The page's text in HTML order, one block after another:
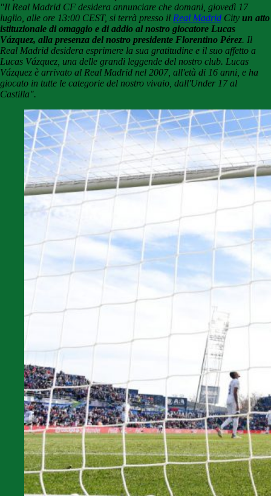
"Il Real Madrid CF desidera annunciare che domani, giovedì 17
luglio, alle ore 13:00 CEST, si terrà presso il Real Madrid City un atto
istituzionale di omaggio e di addio al nostro giocatore Lucas
Vázquez, alla presenza del nostro presidente Florentino Pérez. Il
Real Madrid desidera esprimere la sua gratitudine e il suo affetto a
Lucas Vázquez, una delle grandi leggende del nostro club. Lucas
Vázquez è arrivato al Real Madrid nel 2007, all'età di 16 anni, e ha
giocato in tutte le categorie del nostro vivaio, dall'Under 17 al
Castilla".